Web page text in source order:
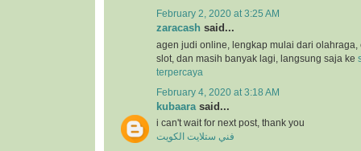
February 2, 2020 at 3:25 AM
zaracash said...
agen judi online, lengkap mulai dari olahraga,
slot, dan masih banyak lagi, langsung saja ke
terpercaya
February 4, 2020 at 3:18 AM
kubaara said...
i can't wait for next post, thank you
فني ستلايت الكويت